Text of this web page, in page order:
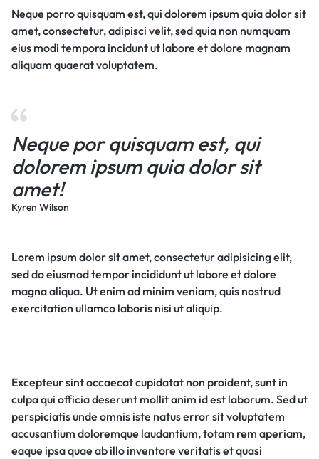
Neque porro quisquam est, qui dolorem ipsum quia dolor sit
amet, consectetur, adipisci velit, sed quia non numquam
eius modi tempora incidunt ut labore et dolore magnam
aliquam quaerat voluptatem.
Neque por quisquam est, qui
dolorem ipsum quia dolor sit
amet!
Kyren Wilson
Lorem ipsum dolor sit amet, consectetur adipisicing elit,
sed do eiusmod tempor incididunt ut labore et dolore
magna aliqua. Ut enim ad minim veniam, quis nostrud
exercitation ullamco laboris nisi ut aliquip.
Excepteur sint occaecat cupidatat non proident, sunt in
culpa qui officia deserunt mollit anim id est laborum. Sed ut
perspiciatis unde omnis iste natus error sit voluptatem
accusantium doloremque laudantium, totam rem aperiam,
eaque ipsa quae ab illo inventore veritatis et quasi